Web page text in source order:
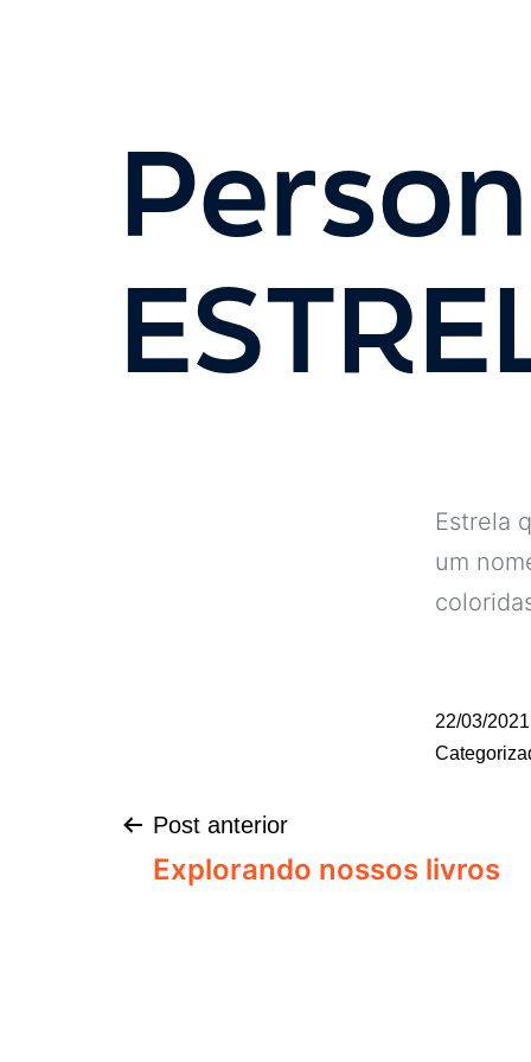
Estrela
um
22/03/2021
Post anterior
Explorando nossos livros